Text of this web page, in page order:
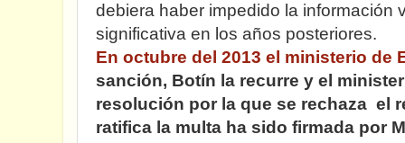
debiera haber impedido la información
significativa en los años posteriores.
En octubre del 2013 el ministerio de
sanción, Botín la recurre y el
resolución por la que se rechaza el
ratifica la multa ha sido firmada por